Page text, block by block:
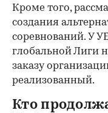
Кроме того,
создания
соревнований. У
глобальной Лиги
заказу
реализованный.
Кто